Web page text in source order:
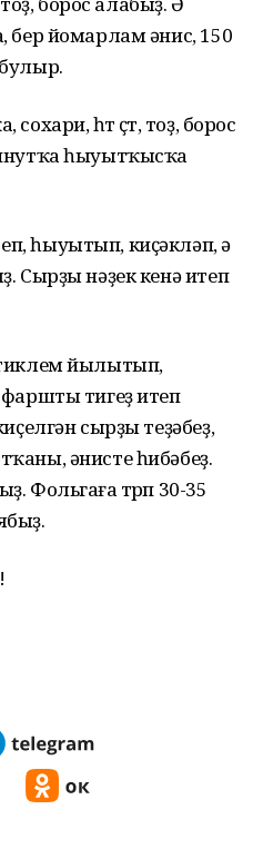
бер йомарлам әнис, 150
һөт өҫтө, тоҙ, борос
һыуытҡысҡа
һыуытып, киҫәкләп, ә
Сырҙы нәҙек кенә итеп
йылытып,
тигеҙ итеп
сырҙы теҙәбеҙ,
әнисте һибәбеҙ.
Фольгаға төрөп 30-35